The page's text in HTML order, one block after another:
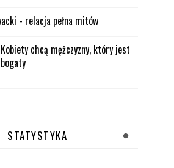
- relacja pełna mitów
Kobiety chcą mężczyzny, który jest
bogaty
STATYSTYKA